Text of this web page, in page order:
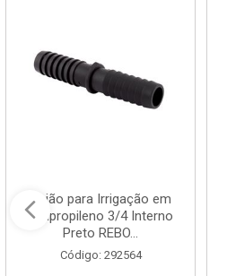
União para Irrigação em
Polipropileno 3/4 Interno
Preto REBO...
Código: 292564